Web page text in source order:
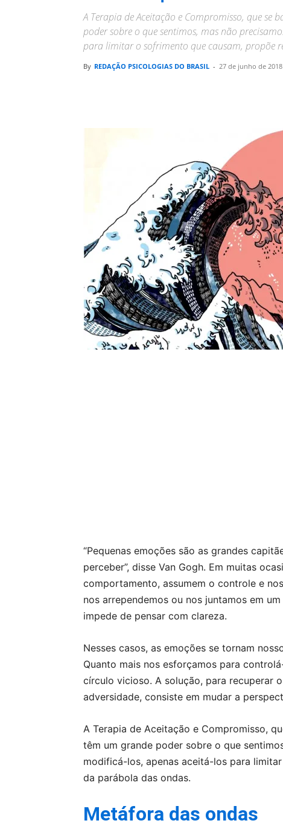
A Terapia de Aceitação e Compromisso, que se
poder sobre o que sentimos, mas não
para limitar o sofrimento que causam, propõe
By REDAÇÃO PSICOLOGIAS DO BRASIL - 27 de junho de 2018
“Pequenas emoções são as grandes
perceber”, disse Van Gogh. Em muitas
comportamento, assumem o controle e
nos arrependemos ou nos juntamos em
impede de pensar com clareza.
Nesses casos, as emoções se tornam
Quanto mais nos esforçamos para
círculo vicioso. A solução, para recuperar
adversidade, consiste em mudar a
A Terapia de Aceitação e Compromisso,
têm um grande poder sobre o que
modificá-los, apenas aceitá-los para
da parábola das ondas.
Metáfora das ondas